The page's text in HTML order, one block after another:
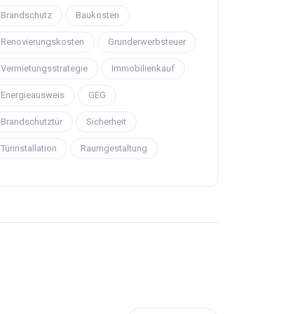
Brandschutz Baukosten
Renovierungskosten Grunderwerbsteuer
Vermietungsstrategie Immobilienkauf
Energieausweis GEG
Brandschutztür Sicherheit
Türinstallation Raumgestaltung